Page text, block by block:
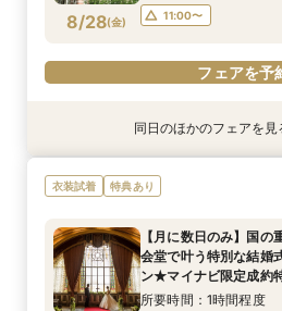
フェアを予約
フェアを予約
8/28(金) 11:00〜
フェアを予
特典あり
8/28(金
【フォト相談会】国の
会堂で叶えるフォトウ
所要時間：1時間程度
10:00〜
8/28(金
【月に数日のみ】国の
会堂で叶う特別な結婚
所要時間：1時間程度
11:00〜
同日のほかのフェアを見
衣装試着 特典あり
【月に数日のみ】国
会堂で叶う特別な結婚
ン★マイナビ限定成約
所要時間：1時間程度